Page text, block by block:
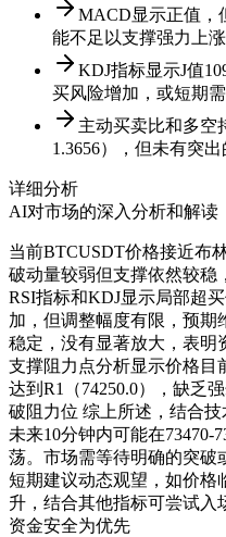
MACD显示正值，
能不足以支撑强力上
KDJ指标显示J值
买风险增加，或短期
主动买卖比和多空
1.3656），但未有突
详细分析
AI对市场的深入分析和解读
当前BTCUSDT价格接近布
破动量较弱但支撑依然较稳
RSI指标和KDJ显示局部超
加，但调整幅度有限，预期
稳定，没有显著放大，表明
支撑阻力点分析显示价格目
达到R1（74250.0），缺乏
破阻力位 综上所述，结合
未来10分钟内可能在73470-
荡。市场需等待明确的突破
短期建议动态观望，如价格
升，结合其他指标可尝试入
资金安全为优先